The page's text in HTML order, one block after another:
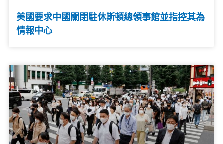
美國要求中國關閉駐休斯頓總領事館並指控其為
情報中心